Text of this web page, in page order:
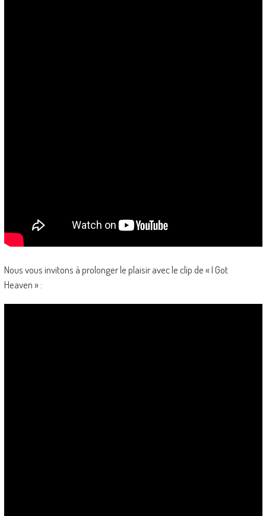
Nous vous invitons à prolonger le plaisir avec le clip de « I Got
Heaven » :